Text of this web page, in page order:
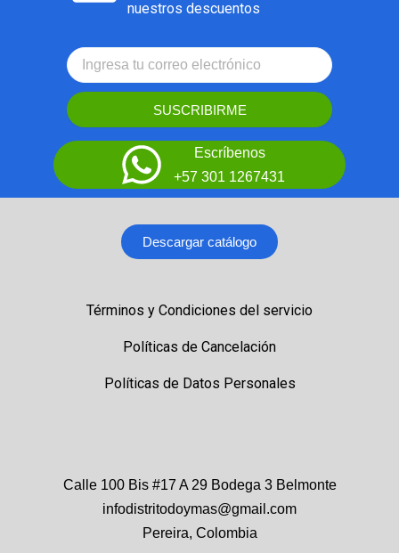
nuestros descuentos
SUSCRIBIRME
Escríbenos
+57 301 1267431
Descargar catálogo
Términos y Condiciones del servicio
Políticas de Cancelación
Políticas de Datos Personales
Calle 100 Bis #17 A 29 Bodega 3 Belmonte
infodistritodoymas@gmail.com
Pereira, Colombia